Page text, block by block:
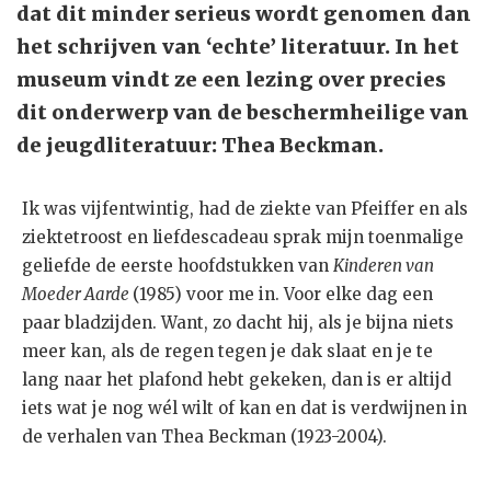
dat dit minder serieus wordt genomen dan
het schrijven van ‘echte’ literatuur. In het
museum vindt ze een lezing over precies
dit onderwerp van de beschermheilige van
de jeugdliteratuur: Thea Beckman.
Ik was vijfentwintig, had de ziekte van Pfeiffer en als
ziektetroost en liefdescadeau sprak mijn toenmalige
geliefde de eerste hoofdstukken van Kinderen van
Moeder Aarde (1985) voor me in. Voor elke dag een
paar bladzijden. Want, zo dacht hij, als je bijna niets
meer kan, als de regen tegen je dak slaat en je te
lang naar het plafond hebt gekeken, dan is er altijd
iets wat je nog wél wilt of kan en dat is verdwijnen in
de verhalen van Thea Beckman (1923-2004).